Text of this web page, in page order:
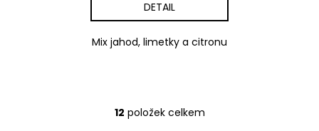
DETAIL
Mix jahod, limetky a citronu
O
12 položek celkem